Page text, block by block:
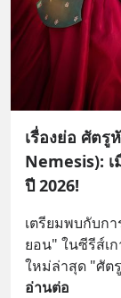
เรื่องย่อ ศัตรู
Nemesis):
ปี 2026!
เตรียมพบกับก
ยอน" ในซีรีส์เ
ใหม่ล่าสุด "ศัต
อ่านต่อ